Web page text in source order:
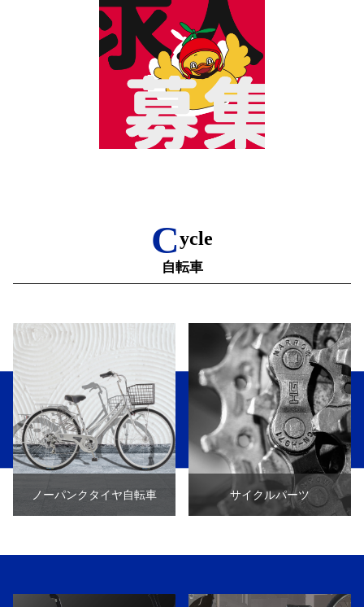
Cycle
自転車
ノーパンクタイヤ自転車 サイクルパーツ